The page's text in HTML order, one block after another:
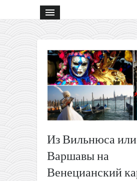
Из Вильнюса или
Варшавы на
Венецианский